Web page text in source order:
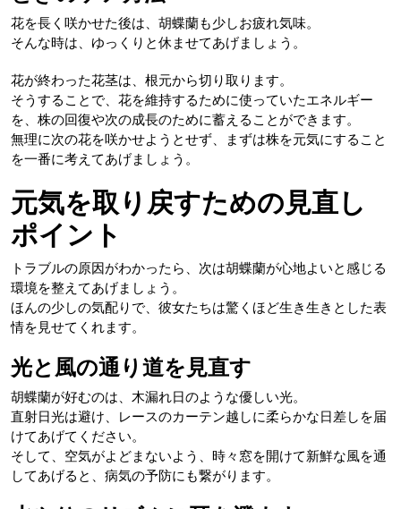
花を長く咲かせた後は、胡蝶蘭も少しお疲れ気味。
そんな時は、ゆっくりと休ませてあげましょう。
花が終わった花茎は、根元から切り取ります。
そうすることで、花を維持するために使っていたエネルギー
を、株の回復や次の成長のために蓄えることができます。
無理に次の花を咲かせようとせず、まずは株を元気にすること
を一番に考えてあげましょう。
元気を取り戻すための見直し
ポイント
トラブルの原因がわかったら、次は胡蝶蘭が心地よいと感じる
環境を整えてあげましょう。
ほんの少しの気配りで、彼女たちは驚くほど生き生きとした表
情を見せてくれます。
光と風の通り道を見直す
胡蝶蘭が好むのは、木漏れ日のような優しい光。
直射日光は避け、レースのカーテン越しに柔らかな日差しを届
けてあげてください。
そして、空気がよどまないよう、時々窓を開けて新鮮な風を通
してあげると、病気の予防にも繋がります。